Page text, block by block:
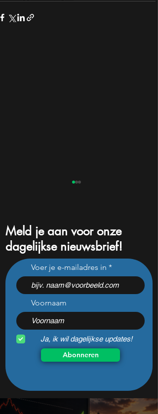
Bill Ackman denkt dat dit
aandeel 400% kan gaan
stijgen
Meld je aan voor onze
dagelijkse nieuwsbrief!
Voer je e-mailadres in
Voornaam
Ja, ik wil dagelijkse updates!
Abonneren